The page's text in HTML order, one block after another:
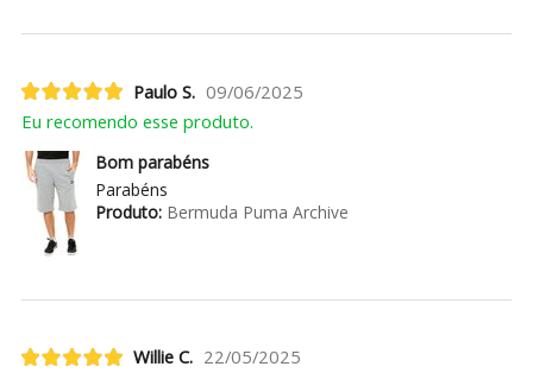
Paulo S. 09/06/2025
Eu recomendo esse produto.
Bom parabéns
Parabéns
Produto:Bermuda Puma Archive
Willie C. 22/05/2025